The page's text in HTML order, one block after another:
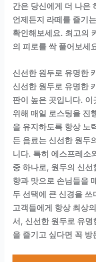
간은 당신에게 더 나은
언제든지 라떼를 즐기
확인해보세요. 최고의
의 피로를 싹 풀어보세
신선한 원두로 유명한
신선한 원두로 유명한
판이 높은 곳입니다.
위해 매일 로스팅을 진
을 유지하도록 항상 노
든 음료는 신선한 원두
니다. 특히 에스프레소
중 하나로, 원두의 신
향과 맛으로 손님들을
두 선택에 큰 신경을
고객들에게 항상 최상
서, 신선한 원두로 유
을 즐기고 싶다면 꼭